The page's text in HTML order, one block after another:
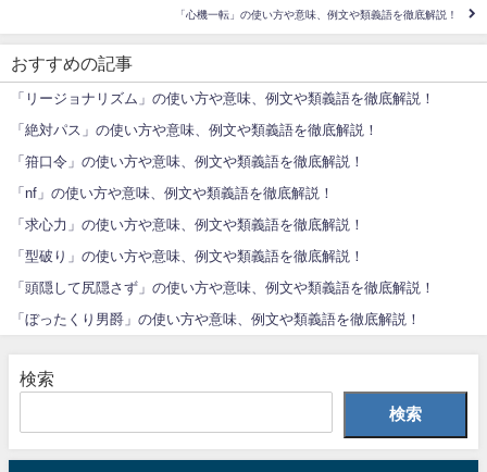
「心機一転」の使い方や意味、例文や類義語を徹底解説！
おすすめの記事
「リージョナリズム」の使い方や意味、例文や類義語を徹底解説！
「絶対パス」の使い方や意味、例文や類義語を徹底解説！
「箝口令」の使い方や意味、例文や類義語を徹底解説！
「nf」の使い方や意味、例文や類義語を徹底解説！
「求心力」の使い方や意味、例文や類義語を徹底解説！
「型破り」の使い方や意味、例文や類義語を徹底解説！
「頭隠して尻隠さず」の使い方や意味、例文や類義語を徹底解説！
「ぼったくり男爵」の使い方や意味、例文や類義語を徹底解説！
検索
検索